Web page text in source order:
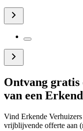
Ontvang
van een
Vind Erkende
vrijblijvende offerte aan